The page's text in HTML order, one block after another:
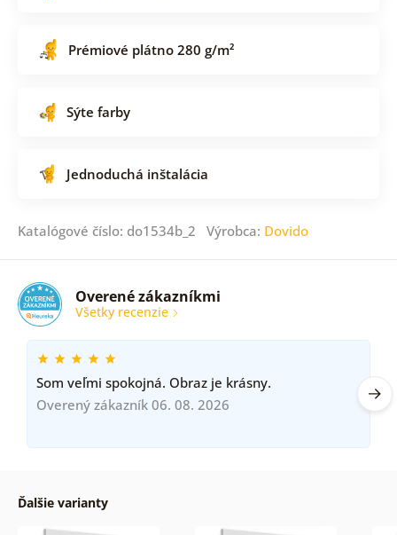
Prémiové plátno 280 g/m²
Sýte farby
Jednoduchá inštalácia
Katalógové číslo: do1534b_2 Výrobca: Dovido
Overené zákazníkmi
Všetky recenzie
Som veľmi spokojná. Obraz je krásny.
Overený zákazník 06. 08. 2026
Ďalšie varianty